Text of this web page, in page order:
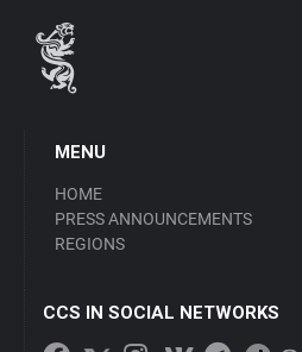
MENU
HOME
PRESS ANNOUNCEMENTS
REGIONS
CCS IN SOCIAL NETWORKS